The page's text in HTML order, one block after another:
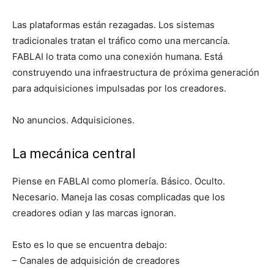
Las plataformas están rezagadas. Los sistemas
tradicionales tratan el tráfico como una mercancía.
FABLAI lo trata como una conexión humana. Está
construyendo una infraestructura de próxima generación
para adquisiciones impulsadas por los creadores.
No anuncios. Adquisiciones.
La mecánica central
Piense en FABLAI como plomería. Básico. Oculto.
Necesario. Maneja las cosas complicadas que los
creadores odian y las marcas ignoran.
Esto es lo que se encuentra debajo:
– Canales de adquisición de creadores